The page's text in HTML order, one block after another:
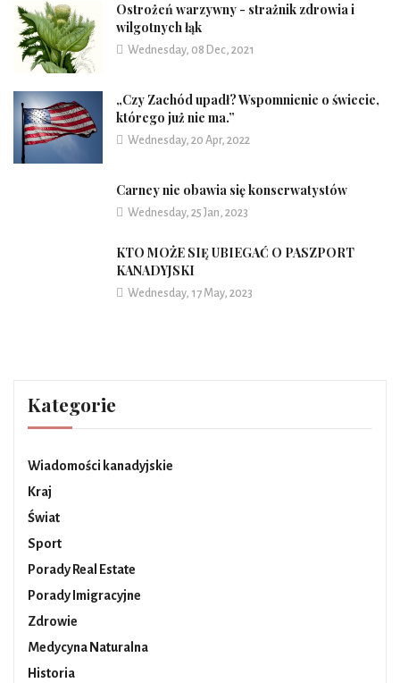
Ostrożeń warzywny - strażnik zdrowia i
wilgotnych łąk
Wednesday, 08 Dec, 2021
„Czy Zachód upadł? Wspomnienie o świecie,
którego już nie ma.”
Wednesday, 20 Apr, 2022
Carney nie obawia się konserwatystów
Wednesday, 25 Jan, 2023
KTO MOŻE SIĘ UBIEGAĆ O PASZPORT
KANADYJSKI
Wednesday, 17 May, 2023
Kategorie
Wiadomości kanadyjskie
Kraj
Świat
Sport
Porady Real Estate
Porady Imigracyjne
Zdrowie
Medycyna Naturalna
Historia